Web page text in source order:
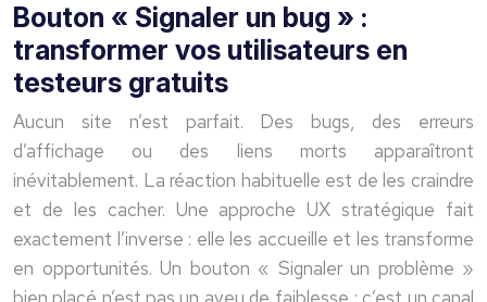
Bouton « Signaler un bug » :
transformer vos utilisateurs en
testeurs gratuits
Aucun site n’est parfait. Des bugs, des erreurs
d’affichage ou des liens morts apparaîtront
inévitablement. La réaction habituelle est de les craindre
et de les cacher. Une approche UX stratégique fait
exactement l’inverse : elle les accueille et les transforme
en opportunités. Un bouton « Signaler un problème »